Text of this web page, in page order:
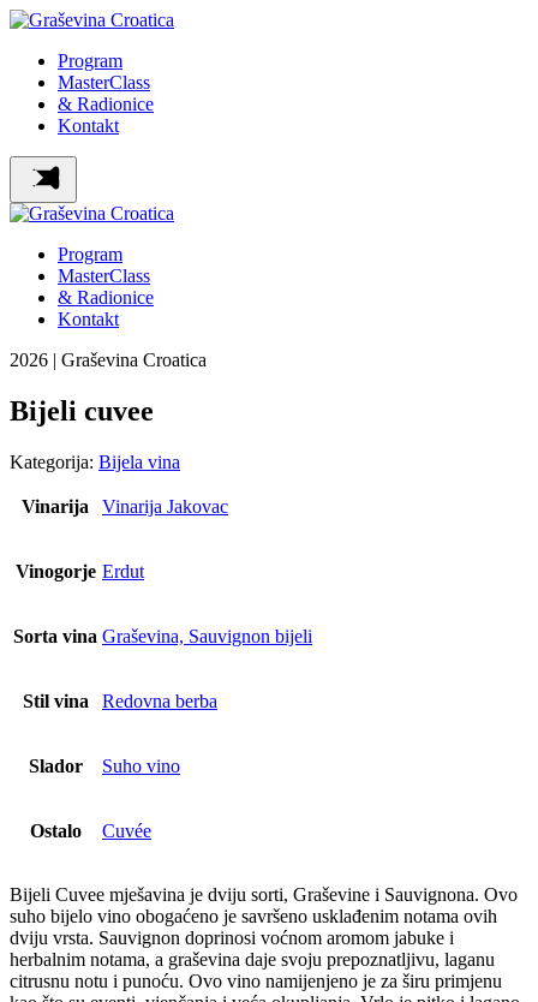
Program
MasterClass
& Radionice
Kontakt
Program
MasterClass
& Radionice
Kontakt
2026 | Graševina Croatica
Bijeli cuvee
Kategorija: Bijela vina
Vinarija Vinarija Jakovac
Vinogorje Erdut
Sorta vina Graševina, Sauvignon bijeli
Stil vina Redovna berba
Slador Suho vino
Ostalo Cuvée
Bijeli Cuvee mješavina je dviju sorti, Graševine i Sauvignona. Ovo
suho bijelo vino obogaćeno je savršeno usklađenim notama ovih
dviju vrsta. Sauvignon doprinosi voćnom aromom jabuke i
herbalnim notama, a graševina daje svoju prepoznatljivu, laganu
citrusnu notu i punoću. Ovo vino namijenjeno je za širu primjenu